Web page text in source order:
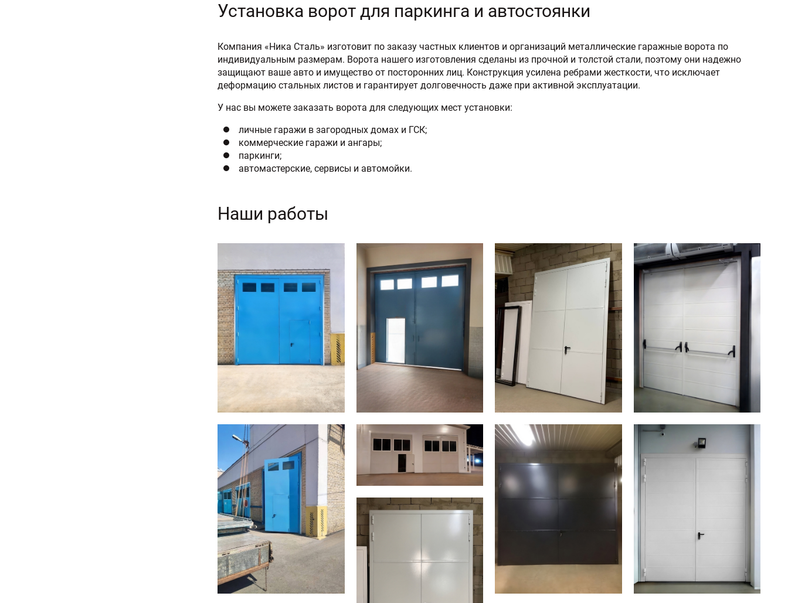
Установка ворот для паркинга и автостоянки
Компания «Ника Сталь» изготовит по заказу частных клиентов и организаций металлические гаражные ворота по
индивидуальным размерам. Ворота нашего изготовления сделаны из прочной и толстой стали, поэтому они надежно
защищают ваше авто и имущество от посторонних лиц. Конструкция усилена ребрами жесткости, что исключает
деформацию стальных листов и гарантирует долговечность даже при активной эксплуатации.
У нас вы можете заказать ворота для следующих мест установки:
личные гаражи в загородных домах и ГСК;
коммерческие гаражи и ангары;
паркинги;
автомастерские, сервисы и автомойки.
Наши работы